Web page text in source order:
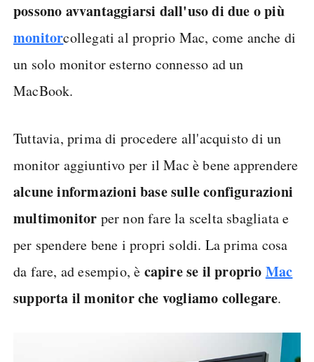
possono avvantaggiarsi dall'uso di due o più
monitorcollegati al proprio Mac, come anche di
un solo monitor esterno connesso ad un
MacBook.
Tuttavia, prima di procedere all'acquisto di un
monitor aggiuntivo per il Mac è bene apprendere
alcune informazioni base sulle configurazioni
multimonitor per non fare la scelta sbagliata e
per spendere bene i propri soldi. La prima cosa
da fare, ad esempio, è capire se il proprio Mac
supporta il monitor che vogliamo collegare.